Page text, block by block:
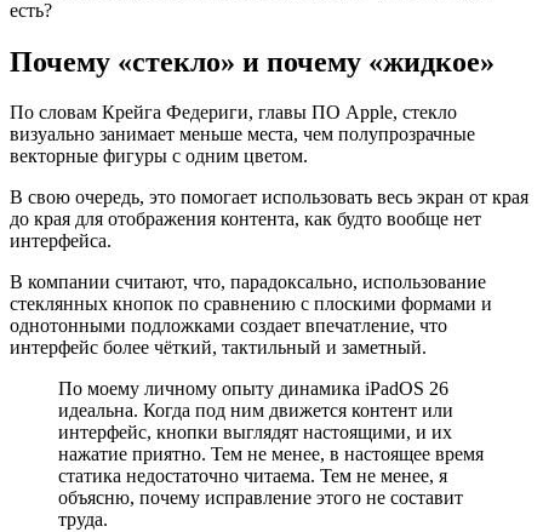
есть?
Почему «стекло» и почему «жидкое»
По словам Крейга Федериги, главы ПО Apple, стекло
визуально занимает меньше места, чем полупрозрачные
векторные фигуры с одним цветом.
В свою очередь, это помогает использовать весь экран от края
до края для отображения контента, как будто вообще нет
интерфейса.
В компании считают, что, парадоксально, использование
стеклянных кнопок по сравнению с плоскими формами и
однотонными подложками создает впечатление, что
интерфейс более чёткий, тактильный и заметный.
По моему личному опыту динамика iPadOS 26
идеальна. Когда под ним движется контент или
интерфейс, кнопки выглядят настоящими, и их
нажатие приятно. Тем не менее, в настоящее время
статика недостаточно читаема. Тем не менее, я
объясню, почему исправление этого не составит
труда.